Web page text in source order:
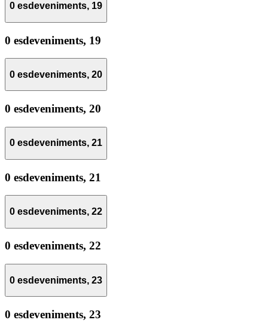
0 esdeveniments, 19
0 esdeveniments, 19
0 esdeveniments, 20
0 esdeveniments, 20
0 esdeveniments, 21
0 esdeveniments, 21
0 esdeveniments, 22
0 esdeveniments, 22
0 esdeveniments, 23
0 esdeveniments, 23